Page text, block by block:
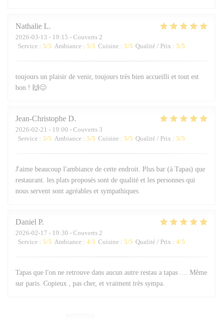
Nathalie L
2026-03-13 - 19:15 - Couverts 2
Service : 5/5 Ambiance : 5/5 Cuisine : 5/5 Qualité / Prix : 5/5
toujours un plaisir de venir, toujours très bien accueilli et tout est
bon ! 🙌😊
Jean-Christophe D
2026-02-21 - 19:00 - Couverts 3
Service : 5/5 Ambiance : 5/5 Cuisine : 5/5 Qualité / Prix : 5/5
J'aime beaucoup l'ambiance de cette endroit. Plus bar (à Tapas) que
restaurant. les plats proposés sont de qualité et les personnes qui
nous servent sont agréables et sympathiques.
Daniel P
2026-02-17 - 19:30 - Couverts 2
Service : 5/5 Ambiance : 4/5 Cuisine : 5/5 Qualité / Prix : 4/5
Tapas que l'on ne retrouve dans aucun autre restau a tapas .... Même
sur paris. Copieux , pas cher, et vraiment très sympa.